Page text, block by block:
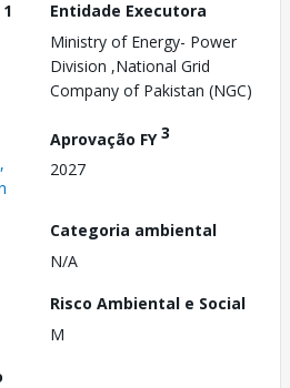
1
Entidade Executora
Ministry of Energy- Power
Division ,National Grid
Company of Pakistan (NGC)
Aprovação FY3
2027
Categoria ambiental
N/A
Risco Ambiental e Social
M